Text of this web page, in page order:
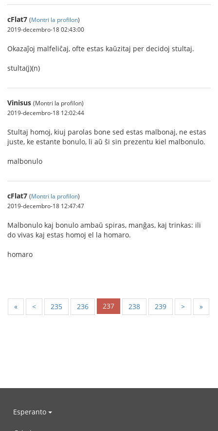
cFlat7 (Montri la profilon)
2019-decembro-18 02:43:00
Okazaĵoj malfeliĉaj, ofte estas kaŭzitaj per decidoj stultaj.
stulta(j)(n)
Vinisus (Montri la profilon)
2019-decembro-18 12:02:44
Stultaj homoj, kiuj parolas bone sed estas malbonaj, ne estas
juste, ke estante bonulo, li aŭ ŝi sin prezentu kiel malbonulo.
malbonulo
cFlat7 (Montri la profilon)
2019-decembro-18 12:47:47
Malbonulo kaj bonulo ambaŭ spiras, manĝas, kaj trinkas: ili
do vivas kaj estas homoj el la homaro.
homaro
« < 235 236 237 238 239 > »
Esperanto